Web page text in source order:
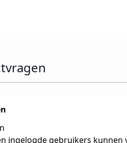
ingelogde gebruikers kunnen